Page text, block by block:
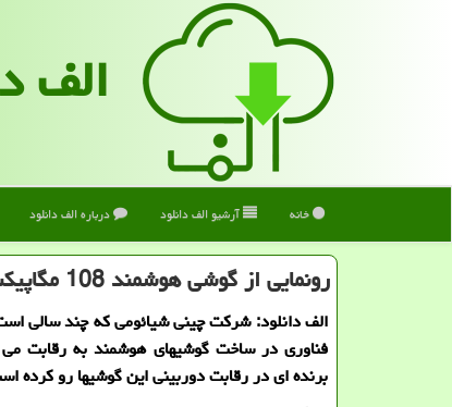
الف
خانه آرشیو الف دانلود درباره الف دانلود
رونمایی از گوشی هوشمند 108 مگاپیكسلی شیائومی بعلاوه تصاویر
الف دانلود: شركت چینی شیائومی كه چند سالی
فناوری در ساخت گوشیهای هوشمند به رقابت می
برنده ای در رقابت دوربینی این گوشیها رو كرده